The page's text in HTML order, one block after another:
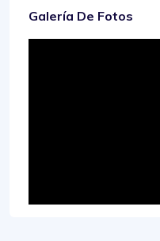
Galería De Fotos